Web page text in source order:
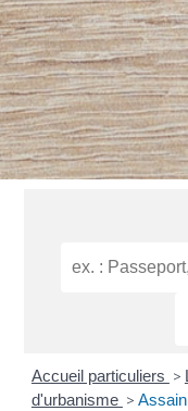
Accueil particuliers >
d'urbanisme >